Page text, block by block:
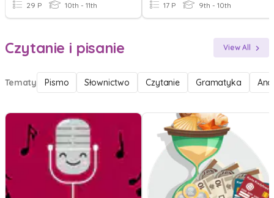
29 P 10th - 11th 17 P 9th - 10th
Czytanie i pisanie View All
Tematy Pismo Słownictwo Czytanie Gramatyka